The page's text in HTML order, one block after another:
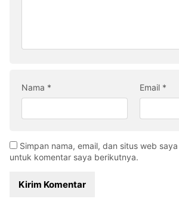
Nama * Email *
Simpan nama, email, dan situs web
untuk komentar saya berikutnya.